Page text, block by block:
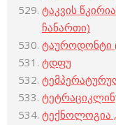
ტაკვის
ჩანართი)
ტაუროდონტი
ტდფუ
ტექნოლოგია